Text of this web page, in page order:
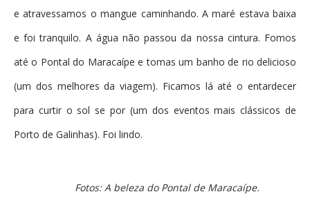
e atravessamos o mangue caminhando. A maré estava baixa
e foi tranquilo. A água não passou da nossa cintura. Fomos
até o Pontal do Maracaípe e tomas um banho de rio delicioso
(um dos melhores da viagem). Ficamos lá até o entardecer
para curtir o sol se por (um dos eventos mais clássicos de
Porto de Galinhas). Foi lindo.
Fotos: A beleza do Pontal de Maracaípe.